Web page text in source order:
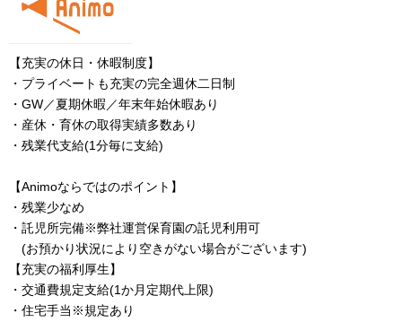
【充実の休日・休暇制度】
・プライベートも充実の完全週休二日制
・GW／夏期休暇／年末年始休暇あり
・産休・育休の取得実績多数あり
・残業代支給(1分毎に支給)
【Animoならではのポイント】
・残業少なめ
・託児所完備※弊社運営保育園の託児利用可
(お預かり状況により空きがない場合がございます)
【充実の福利厚生】
・交通費規定支給(1か月定期代上限)
・住宅手当※規定あり